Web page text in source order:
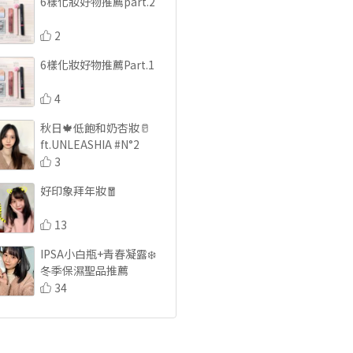
2
6樣化妝好物推薦Part.1
4
秋日🍁低飽和奶杏妝🥛
ft.UNLEASHIA #N°2
3
好印象拜年妝🧧
13
IPSA小白瓶+青春凝露❄️
冬季保濕聖品推薦
34
各種愛用品的新年返鄉化